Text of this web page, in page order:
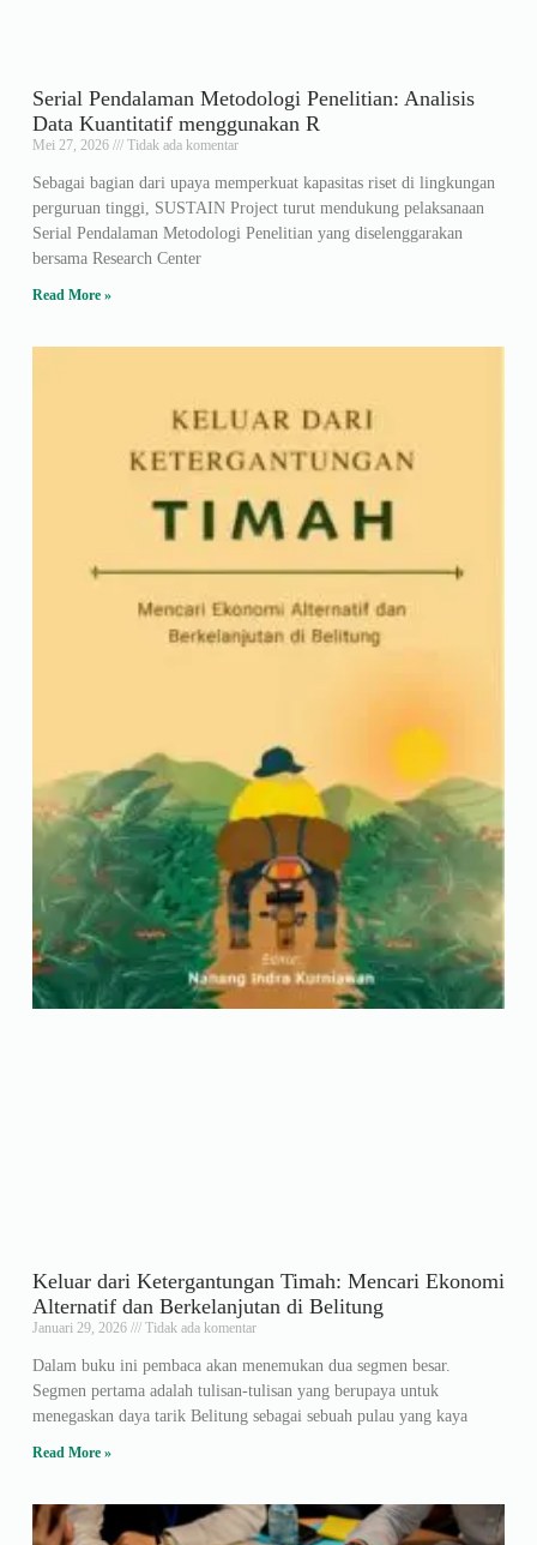
Serial Pendalaman Metodologi Penelitian: Analisis
Data Kuantitatif menggunakan R
Mei 27, 2026 Tidak ada komentar
Sebagai bagian dari upaya memperkuat kapasitas riset di lingkungan
perguruan tinggi, SUSTAIN Project turut mendukung pelaksanaan
Serial Pendalaman Metodologi Penelitian yang diselenggarakan
bersama Research Center
Read More »
Keluar dari Ketergantungan Timah: Mencari Ekonomi
Alternatif dan Berkelanjutan di Belitung
Januari 29, 2026 Tidak ada komentar
Dalam buku ini pembaca akan menemukan dua segmen besar.
Segmen pertama adalah tulisan-tulisan yang berupaya untuk
menegaskan daya tarik Belitung sebagai sebuah pulau yang kaya
Read More »